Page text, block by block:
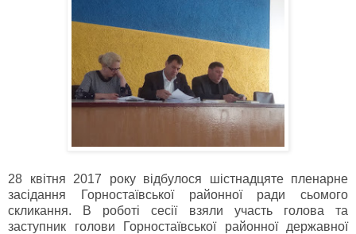
28 квітня 2017 року відбулося шістнадцяте пленарне
засідання Горностаївської районної ради сьомого
скликання. В роботі сесії взяли участь голова та
заступник голови Горностаївської районної державної